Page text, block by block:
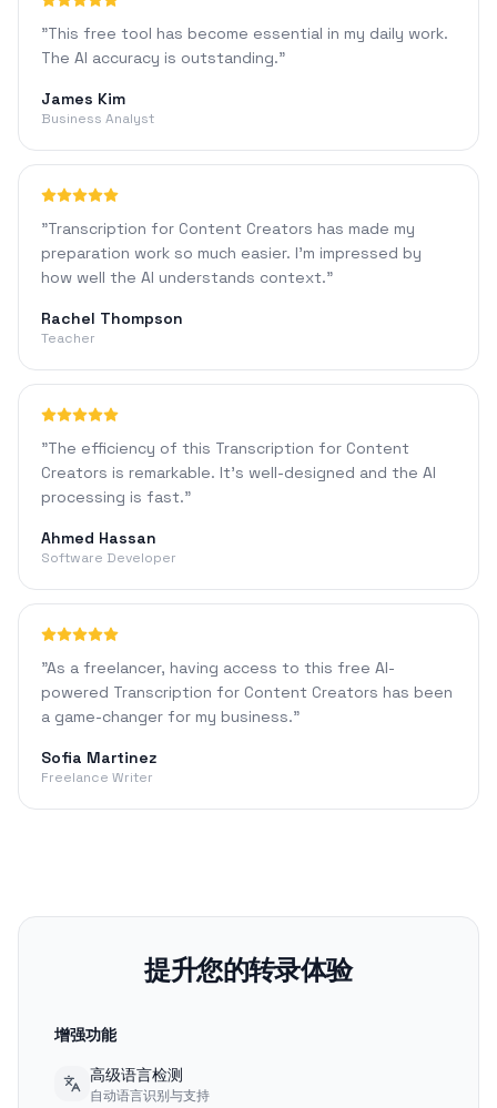
"This free tool has become essential in my daily work.
The AI accuracy is outstanding."
James Kim
Business Analyst
"Transcription for Content Creators has made my
preparation work so much easier. I'm impressed by
how well the AI understands context."
Rachel Thompson
Teacher
"The efficiency of this Transcription for Content
Creators is remarkable. It's well-designed and the AI
processing is fast."
Ahmed Hassan
Software Developer
"As a freelancer, having access to this free AI-
powered Transcription for Content Creators has been
a game-changer for my business."
Sofia Martinez
Freelance Writer
提升您的转录体验
增强功能
高级语言检测
自动语言识别与支持